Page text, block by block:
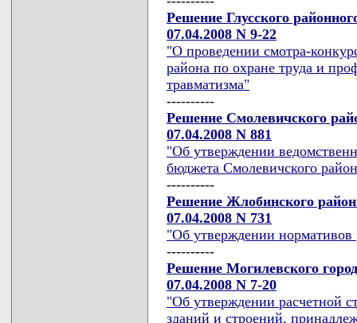
Решение Глусского
07.04.2008 N 9-22
"О проведении смотра-
района по охране труда и
травматизма"
----------
Решение Смолевичского
07.04.2008 N 881
"Об утверждении
бюджета Смолевичского
----------
Решение Жлобинского
07.04.2008 N 731
"Об утверждении нормативов
----------
Решение Могилевского
07.04.2008 N 7-20
"Об утверждении расчетной
зданий и строений,